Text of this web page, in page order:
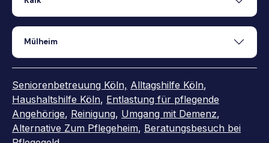
Mülheim
Seniorenbetreuung Köln, Alltagshilfe Köln,
Haushaltshilfe Köln, Entlastung für pflegende
Angehörige, Reinigung, Umgang mit Demenz,
Alternative Zum Pflegeheim, Beratungsbesuch bei